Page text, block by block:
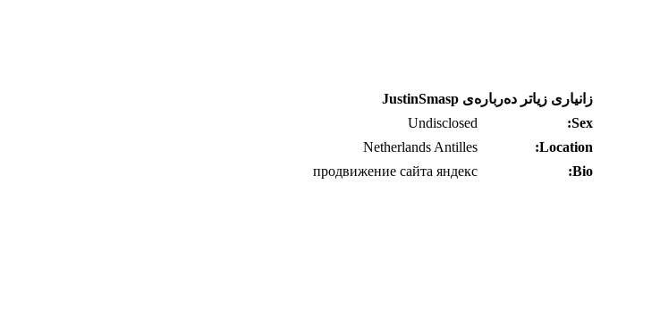
زانیاری زیاتر ده‌رباره‌ی JustinSmasp
Sex:
Undisclosed
Location:
Netherlands Antilles
Bio:
продвижение сайта яндекс